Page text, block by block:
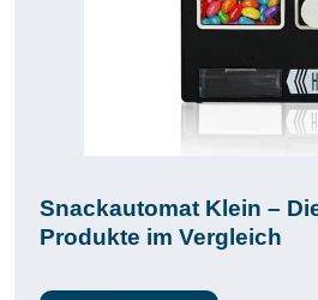
Snackautomat Klein –
Produkte im Vergleich